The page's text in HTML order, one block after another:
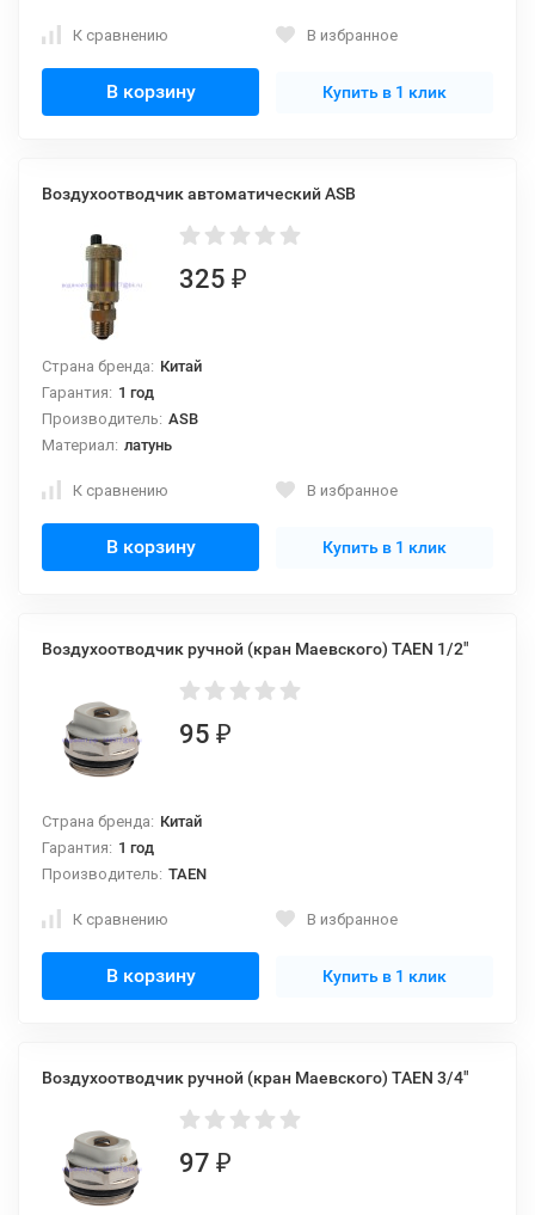
К сравнению В избранное
В корзину Купить в 1 клик
Воздухоотводчик автоматический ASB
325 ₽
Страна бренда: Китай
Гарантия: 1 год
Производитель: ASB
Материал: латунь
К сравнению В избранное
В корзину Купить в 1 клик
Воздухоотводчик ручной (кран Маевского) TAEN 1/2"
95 ₽
Страна бренда: Китай
Гарантия: 1 год
Производитель: TAEN
К сравнению В избранное
В корзину Купить в 1 клик
Воздухоотводчик ручной (кран Маевского) TAEN 3/4"
97 ₽